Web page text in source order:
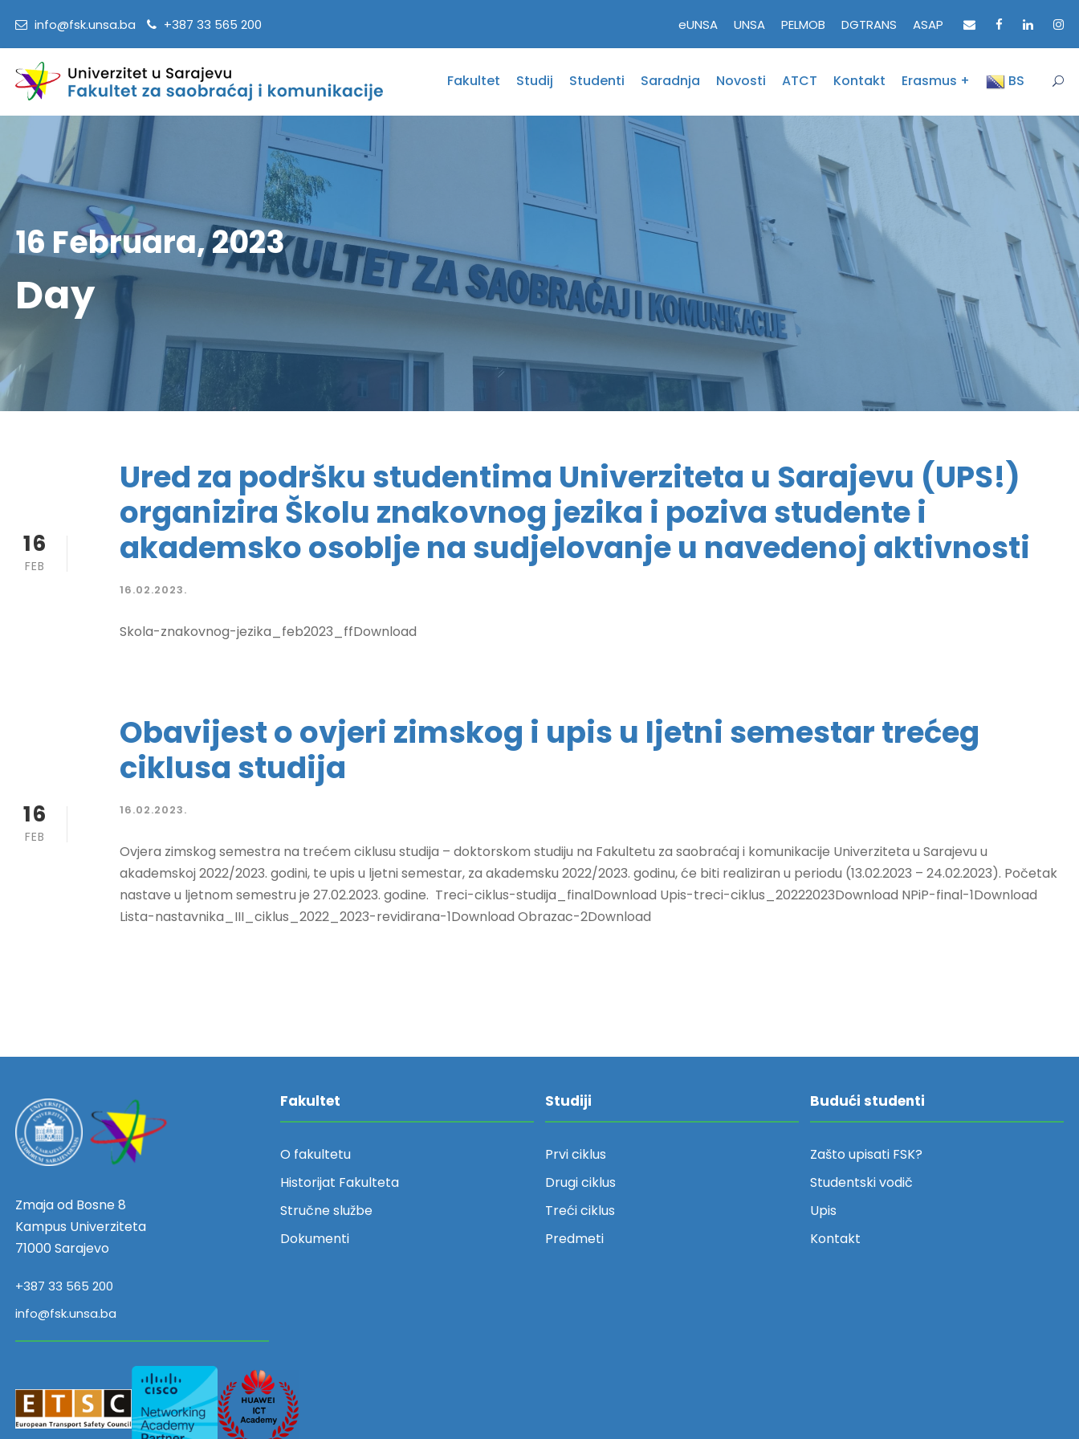
info@fsk.unsa.ba +387 33 565 200 eUNSA UNSA PELMOB DGTRANS ASAP
Fakultet Studij Studenti Saradnja Novosti ATCT Kontakt Erasmus + BS
16 Februara, 2023
Day
16
FEB
Ured za podršku studentima Univerziteta u Sarajevu (UPS!)
organizira Školu znakovnog jezika i poziva studente i
akademsko osoblje na sudjelovanje u navedenoj aktivnosti
16.02.2023.
Skola-znakovnog-jezika_feb2023_ffDownload
16
FEB
Obavijest o ovjeri zimskog i upis u ljetni semestar trećeg
ciklusa studija
16.02.2023.
Ovjera zimskog semestra na trećem ciklusu studija – doktorskom studiju na Fakultetu za saobraćaj i komunikacije Univerziteta u Sarajevu u
akademskoj 2022/2023. godini, te upis u ljetni semestar, za akademsku 2022/2023. godinu, će biti realiziran u periodu (13.02.2023 – 24.02.2023). Početak
nastave u ljetnom semestru je 27.02.2023. godine. Treci-ciklus-studija_finalDownload Upis-treci-ciklus_20222023Download NPiP-final-1Download
Lista-nastavnika_III_ciklus_2022_2023-revidirana-1Download Obrazac-2Download
Zmaja od Bosne 8
Kampus Univerziteta
71000 Sarajevo
+387 33 565 200
info@fsk.unsa.ba
Fakultet
O fakultetu
Historijat Fakulteta
Stručne službe
Dokumenti
Studiji
Prvi ciklus
Drugi ciklus
Treći ciklus
Predmeti
Budući studenti
Zašto upisati FSK?
Studentski vodič
Upis
Kontakt